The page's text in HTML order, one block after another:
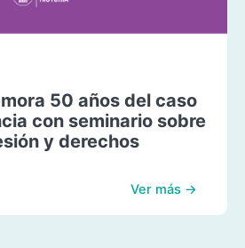
50 años del caso
con seminario sobre
y derechos
Ver más →